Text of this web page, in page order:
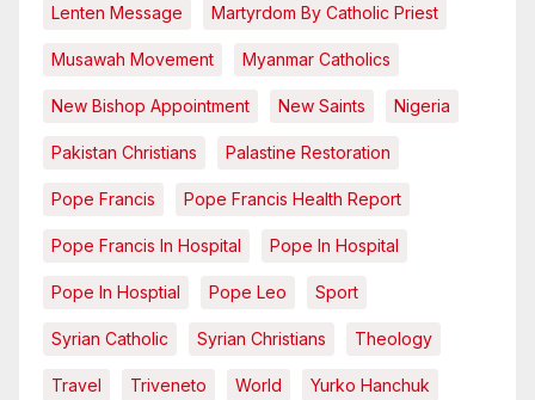
Lenten Message Martyrdom By Catholic Priest
Musawah Movement Myanmar Catholics
New Bishop Appointment New Saints Nigeria
Pakistan Christians Palastine Restoration
Pope Francis Pope Francis Health Report
Pope Francis In Hospital Pope In Hospital
Pope In Hosptial Pope Leo Sport
Syrian Catholic Syrian Christians Theology
Travel Triveneto World Yurko Hanchuk